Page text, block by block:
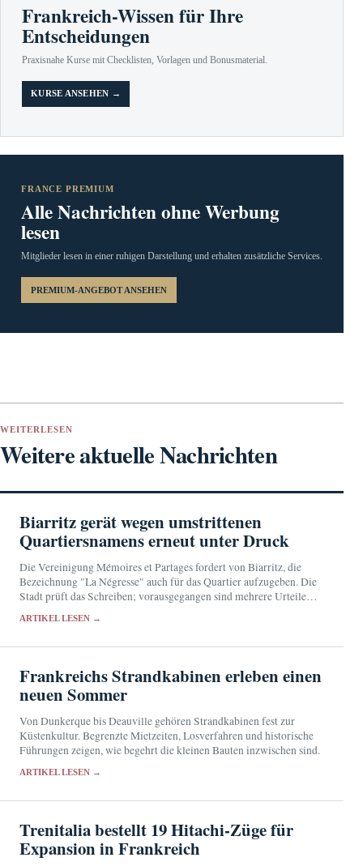
Frankreich-Wissen für Ihre
Entscheidungen
Praxisnahe Kurse mit Checklisten, Vorlagen und Bonusmaterial.
KURSE ANSEHEN →
FRANCE PREMIUM
Alle Nachrichten ohne Werbung
lesen
Mitglieder lesen in einer ruhigen Darstellung und erhalten zusätzliche Services.
PREMIUM-ANGEBOT ANSEHEN
WEITERLESEN
Weitere aktuelle Nachrichten
Biarritz gerät wegen umstrittenen
Quartiersnamens erneut unter Druck
Die Vereinigung Mémoires et Partages fordert von Biarritz, die
Bezeichnung "La Négresse" auch für das Quartier aufzugeben. Die
Stadt prüft das Schreiben; vorausgegangen sind mehrere Urteile
ARTIKEL LESEN →
Frankreichs Strandkabinen erleben einen
neuen Sommer
Von Dunkerque bis Deauville gehören Strandkabinen fest zur
Küstenkultur. Begrenzte Mietzeiten, Losverfahren und historische
Führungen zeigen, wie begehrt die kleinen Bauten inzwischen sind.
ARTIKEL LESEN →
Trenitalia bestellt 19 Hitachi-Züge für
Expansion in Frankreich